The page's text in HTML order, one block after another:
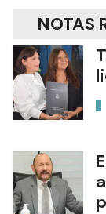
NOTAS